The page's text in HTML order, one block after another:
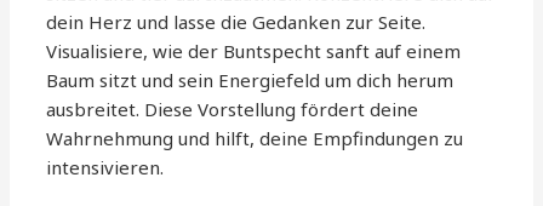
dein Herz und lasse die Gedanken zur Seite.
Visualisiere, wie der Buntspecht sanft auf einem
Baum sitzt und sein Energiefeld um dich herum
ausbreitet. Diese Vorstellung fördert deine
Wahrnehmung und hilft, deine Empfindungen zu
intensivieren.